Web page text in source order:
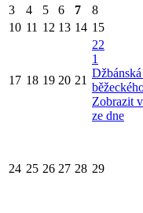
3 4 5 6 7 8
10 11 12 13 14 15
17 18 19 20 21
22
1
Zobrazit
ze dne
24 25 26 27 28 29